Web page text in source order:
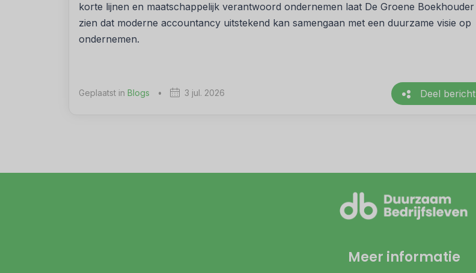
korte lijnen en maatschappelijk verantwoord ondernemen laat De Groene Boekhouder
zien dat moderne accountancy uitstekend kan samengaan met een duurzame visie op
ondernemen.
Geplaatst in Blogs • 3 jul. 2026 Deel bericht
Meer informatie